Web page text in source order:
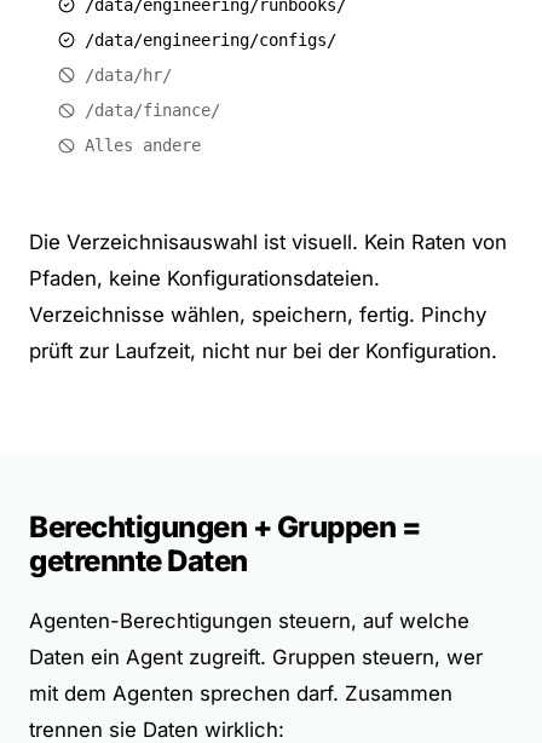
/data/engineering/runbooks/
/data/engineering/configs/
/data/hr/
/data/finance/
Alles andere
Die Verzeichnisauswahl ist visuell. Kein Raten von
Pfaden, keine Konfigurationsdateien.
Verzeichnisse wählen, speichern, fertig. Pinchy
prüft zur Laufzeit, nicht nur bei der Konfiguration.
Berechtigungen + Gruppen =
getrennte Daten
Agenten-Berechtigungen steuern, auf welche
Daten ein Agent zugreift. Gruppen steuern, wer
mit dem Agenten sprechen darf. Zusammen
trennen sie Daten wirklich: